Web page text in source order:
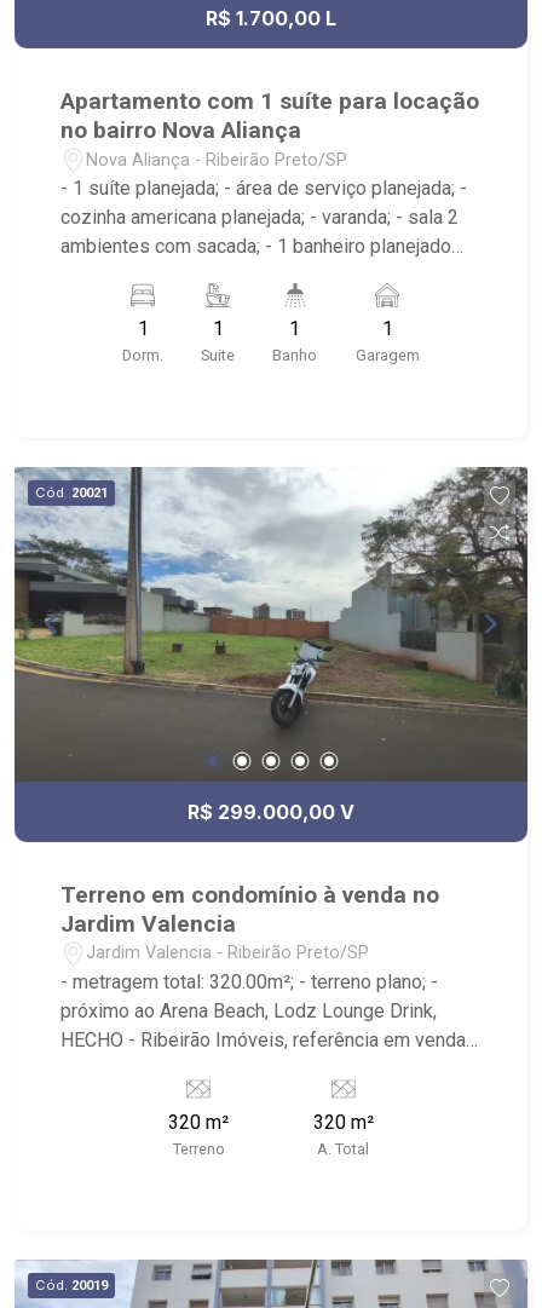
R$ 1.700,00 L
Apartamento com 1 suíte para locação
no bairro Nova Aliança
Nova Aliança - Ribeirão Preto/SP
- 1 suíte planejada; - área de serviço planejada; -
cozinha americana planejada; - varanda; - sala 2
ambientes com sacada; - 1 banheiro planejado
Shopping, UNIP, Pizzaria Verace;
1
Dorm.
1
Suite
1
Banho
1
Garagem
Cód. 20021
R$ 299.000,00 V
Terreno em condomínio à venda no
Jardim Valencia
Jardim Valencia - Ribeirão Preto/SP
- metragem total: 320.00m²; - terreno plano; -
próximo ao Arena Beach, Lodz Lounge Drink,
HECHO - Ribeirão Imóveis, referência em venda,
Imóveis, afinal Somos e Vivemos Ribeirão: -
funcionários capacitados; - processos rápidos e
eficientes; - análise criteriosa de documentação;
Professor João Fiusa;
320 m²
Terreno
320 m²
A. Total
Cód. 20019